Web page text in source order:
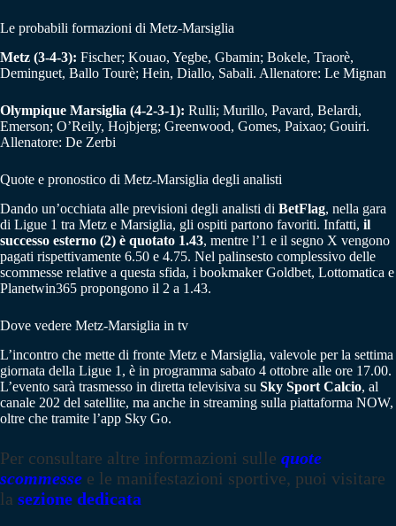
Le probabili formazioni di Metz-Marsiglia
Metz (3-4-3): Fischer; Kouao, Yegbe, Gbamin; Bokele, Traorè,
Deminguet, Ballo Tourè; Hein, Diallo, Sabali. Allenatore: Le Mignan
Olympique Marsiglia (4-2-3-1): Rulli; Murillo, Pavard, Belardi,
Emerson; O’Reily, Hojbjerg; Greenwood, Gomes, Paixao; Gouiri.
Allenatore: De Zerbi
Quote e pronostico di Metz-Marsiglia degli analisti
Dando un’occhiata alle previsioni degli analisti di BetFlag, nella gara
di Ligue 1 tra Metz e Marsiglia, gli ospiti partono favoriti. Infatti, il
successo esterno (2) è quotato 1.43, mentre l’1 e il segno X vengono
pagati rispettivamente 6.50 e 4.75. Nel palinsesto complessivo delle
scommesse relative a questa sfida, i bookmaker Goldbet, Lottomatica e
Planetwin365 propongono il 2 a 1.43.
Dove vedere Metz-Marsiglia in tv
L’incontro che mette di fronte Metz e Marsiglia, valevole per la settima
giornata della Ligue 1, è in programma sabato 4 ottobre alle ore 17.00.
L’evento sarà trasmesso in diretta televisiva su Sky Sport Calcio, al
canale 202 del satellite, ma anche in streaming sulla piattaforma NOW,
oltre che tramite l’app Sky Go.
Per consultare altre informazioni sulle quote
scommesse e le manifestazioni sportive, puoi visitare
la sezione dedicata